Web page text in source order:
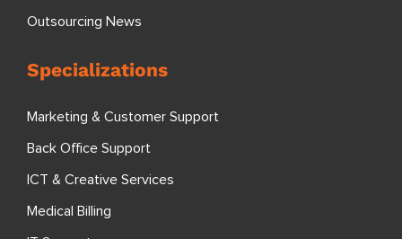
Outsourcing News
Specializations
Marketing & Customer Support
Back Office Support
ICT & Creative Services
Medical Billing